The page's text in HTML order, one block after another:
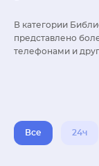
В категории
представлено
телефонами и
Все 24ч